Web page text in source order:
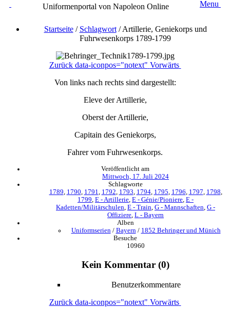
Uniformenportal von Napoleon Online Menu
Startseite/ Schlagwort /Artillerie, Geniekorps und
Fuhrwesenkorps 1789-1799
Zurück data-iconpos="notext" Vorwärts
Von links nach rechts sind dargestellt:
Eleve der Artillerie,
Oberst der Artillerie,
Capitain des Geniekorps,
Fahrer vom Fuhrwesenkorps.
Veröffentlicht am
Mittwoch, 17. Juli 2024
Schlagworte
1789 1790 1791 1792 1793 1794, 1795 1796 1797 1798
1799 E - Artillerie E - Génie/Pioniere E -
Kadetten/Militärschulen E - Train G - Mannschaften G -
Offiziere L - Bayern
Alben
Uniformserien / Bayern / 1852 Behringer und Münich
Besuche
10960
Kein Kommentar (0)
Benutzerkommentare
Zurück data-iconpos="notext" Vorwärts